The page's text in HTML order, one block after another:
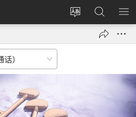
更
登
录
（打
搜
索
JW.ORG
显